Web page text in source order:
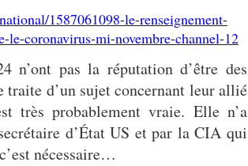
1587061098-le-renseignement-
le-coronavirus-mi-novembre-channel-12
n’ont pas la réputation d’être des
traite d’un sujet concernant leur allié
très probablement vraie. Elle n’a
d’État US et par la CIA qui
nécessaire…